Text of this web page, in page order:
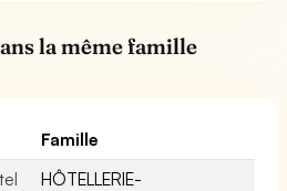
la même famille
Famille
HÔTELLERIE-